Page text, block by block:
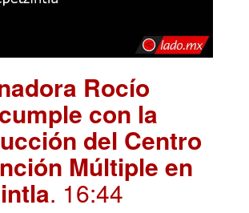
Rocío
con la
del Centro
Múltiple en
. 16:44